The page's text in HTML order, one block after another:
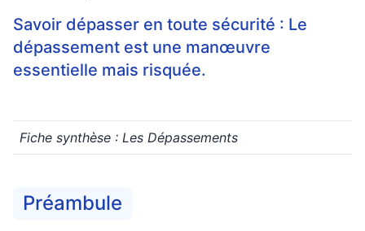
Savoir dépasser en toute sécurité : Le
dépassement est une manœuvre
essentielle mais risquée.
Fiche synthèse : Les Dépassements
Préambule